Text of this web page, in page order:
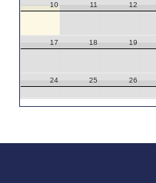
10 11 12
17 18 19
24 25 26